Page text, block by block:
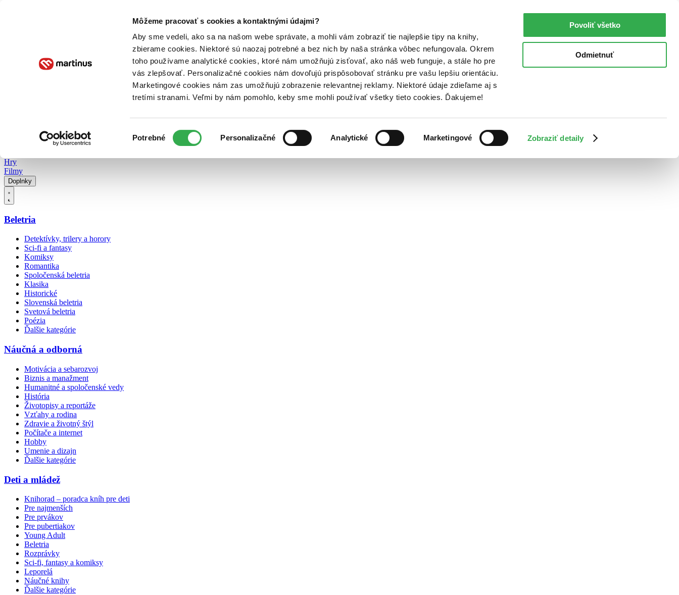
Môžeme pracovať s cookies a kontaktnými údajmi?
Aby sme vedeli, ako sa na našom webe správate, a mohli vám zobraziť tie najlepšie tipy na knihy,
zbierame cookies. Niektoré sú naozaj potrebné a bez nich by naša stránka vôbec nefungovala. Okrem
toho používame analytické cookies, ktoré nám umožňujú zisťovať, ako náš web funguje, a stále ho pre
vás zlepšovať. Personalizačné cookies nám dovoľujú prispôsobovať stránku pre vašu lepšiu orientáciu.
Marketingové cookies nám zas umožňujú zobrazenie relevantnej reklamy. Niektoré údaje zdieľame aj s
tretími stranami. Veľmi by nám pomohlo, keby sme mohli používať všetky tieto cookies. Ďakujeme!
súhlasu
Potrebné Personalizačné Analytické Marketingové Zobraziť detaily
Povoliť všetko
Odmietnuť
Poukážky Kontakt
Hry
Filmy
Doplnky
Beletria
Detektívky, trilery a horory
Sci-fi a fantasy
Komiksy
Romantika
Spoločenská beletria
Klasika
Historické
Slovenská beletria
Svetová beletria
Poézia
Ďalšie kategórie
Náučná a odborná
Motivácia a sebarozvoj
Biznis a manažment
Humanitné a spoločenské vedy
História
Životopisy a reportáže
Vzťahy a rodina
Zdravie a životný štýl
Počítače a internet
Hobby
Umenie a dizajn
Ďalšie kategórie
Deti a mládež
Knihorad – poradca kníh pre deti
Pre najmenších
Pre prvákov
Pre pubertiakov
Young Adult
Beletria
Rozprávky
Sci-fi, fantasy a komiksy
Leporelá
Náučné knihy
Ďalšie kategórie